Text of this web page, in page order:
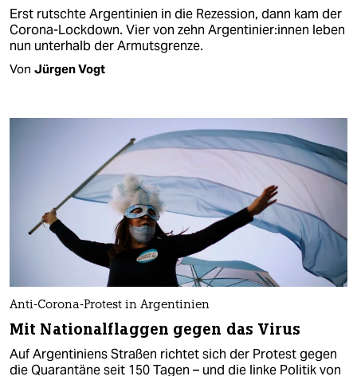
Erst rutschte Argentinien in die Rezession, dann kam der
Corona-Lockdown. Vier von zehn Argentinier:innen leben
nun unterhalb der Armutsgrenze.
Von Jürgen Vogt
Anti-Corona-Protest in Argentinien
Mit Nationalflaggen gegen das Virus
Auf Argentiniens Straßen richtet sich der Protest gegen
die Quarantäne seit 150 Tagen – und die linke Politik von